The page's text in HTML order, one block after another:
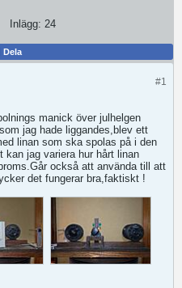
Inlägg: 24
Dela
#1
manick över julhelgen
jag hade liggandes,blev ett
linan som ska spolas på i den
kan jag variera hur hårt linan
också att använda till att
det fungerar bra,faktiskt !